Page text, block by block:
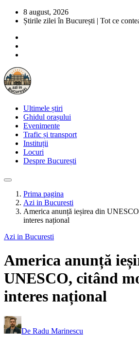
8 august, 2026
Știrile zilei în București | Tot ce
Ultimele știri
Ghidul orașului
Evenimente
Trafic și transport
Instituții
Locuri
Despre București
Prima pagina
Azi in Bucuresti
America anunță ieșirea din
interes național
Azi in Bucuresti
America anunță
UNESCO, citând
interes național
De Radu Marinescu